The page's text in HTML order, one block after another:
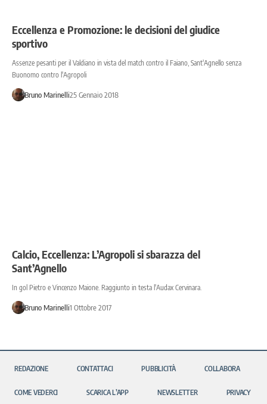
Eccellenza e Promozione: le decisioni del giudice
sportivo
Assenze pesanti per il Valdiano in vista del match contro il Faiano, Sant'Agnello senza
Buonomo contro l'Agropoli
Bruno Marinelli25 Gennaio 2018
Calcio, Eccellenza: L’Agropoli si sbarazza del
Sant’Agnello
In gol Pietro e Vincenzo Maione. Raggiunto in testa l'Audax Cervinara.
Bruno Marinelli1 Ottobre 2017
REDAZIONE CONTATTACI PUBBLICITÀ COLLABORA
COME VEDERCI SCARICA L’APP NEWSLETTER PRIVACY